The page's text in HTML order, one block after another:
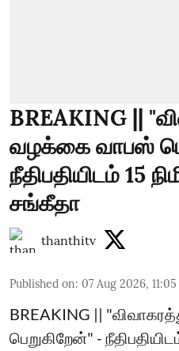
BREAKING ||
வழக்கை வாபஸ்
நீதிபதியிடம் 15
சங்கீதா
thanthitv
Published on: 07 Aug 2026,
BREAKING ||
பெறுகிறேன்" -